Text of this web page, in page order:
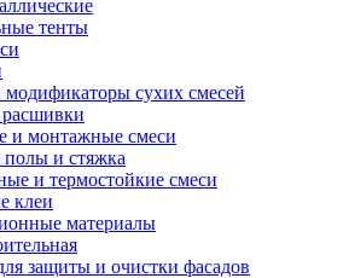
тенты
сухих смесей
и монтажные смеси
и стяжка
и термостойкие смеси
клеи
материалы
защиты и очистки фасадов